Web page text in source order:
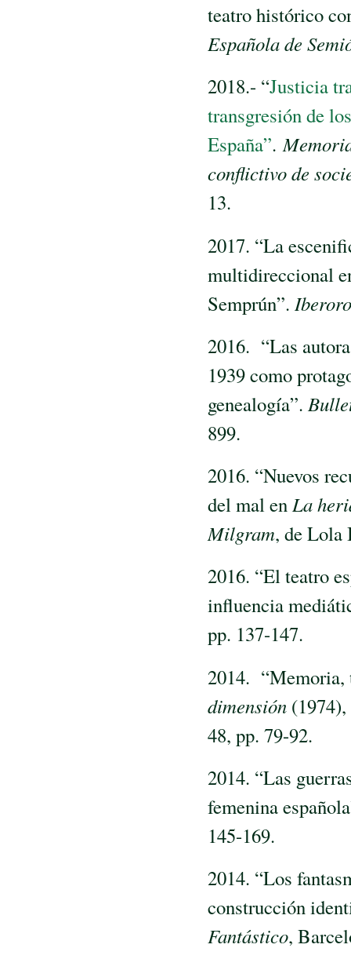
teatro histórico
Española de
2018.- “Justicia
transgresión de
España”.
conflictivo de
13.
2017. “La
multidireccional
Semprún”.
2016. “Las
1939 como
genealogía”.
899.
2016. “Nuevos
del mal enLa
Milgram, de Lola
2016. “El teatro
influencia
pp. 137-147.
2014. “Memoria,
dimensión
48, pp. 79-92.
2014. “Las
femenina
145-169.
2014. “Los
construcción
Fantástico,